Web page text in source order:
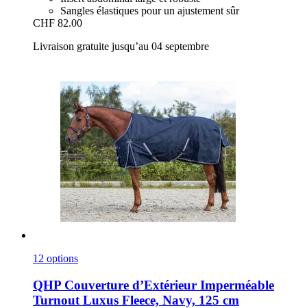
Sangles élastiques pour un ajustement sûr
CHF 82.00
Livraison gratuite jusqu’au 04 septembre
12 options
QHP Couverture d’Extérieur Imperméable
Turnout Luxus Fleece, Navy, 125 cm